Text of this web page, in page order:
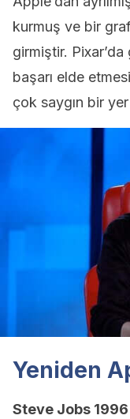
kurmuş ve bir
girmiştir.
başarı elde
çok saygın bir
Yeniden
Steve Jobs 1996